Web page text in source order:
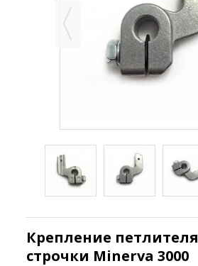
Крепление петлителя
строчки Minerva 3000